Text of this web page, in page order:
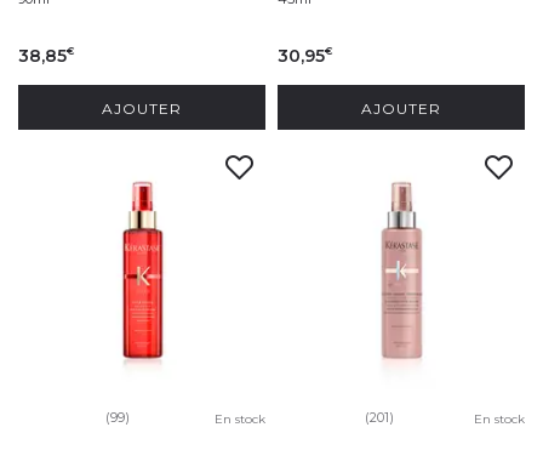
38,85€
AJOUTER
30,95€
AJOUTER
(99) En stock (201) En stock